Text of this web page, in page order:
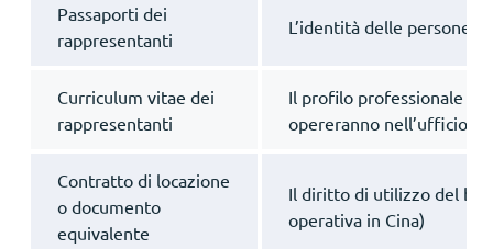
Passaporti dei
rappresentanti
L’identità delle persone
Curriculum vitae dei
rappresentanti
Il profilo professionale
opereranno nell’ufficio
Contratto di locazione
o documento
equivalente
Il diritto di utilizzo del
operativa in Cina)